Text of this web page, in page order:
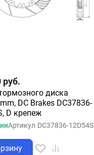
руб.
диска
DC Brakes DC37836-
D крепеж
Артикул DC37836-12D54S